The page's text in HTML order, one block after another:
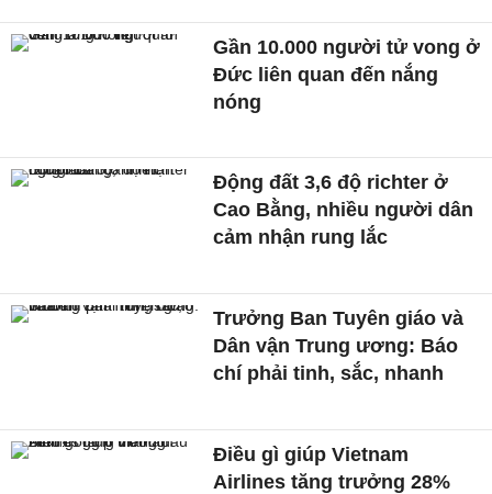
Gần 10.000 người tử vong ở
Đức liên quan đến nắng
nóng
Động đất 3,6 độ richter ở
Cao Bằng, nhiều người dân
cảm nhận rung lắc
Trưởng Ban Tuyên giáo và
Dân vận Trung ương: Báo
chí phải tinh, sắc, nhanh
Điều gì giúp Vietnam
Airlines tăng trưởng 28%